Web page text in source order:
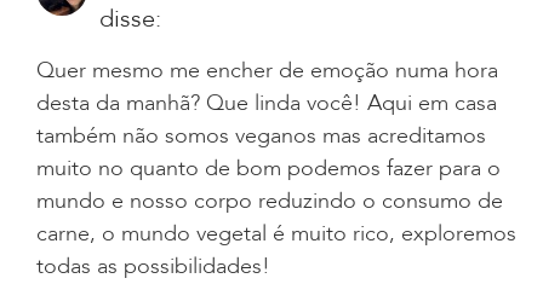
disse:
Quer mesmo me encher de emoção numa hora
desta da manhã? Que linda você! Aqui em casa
também não somos veganos mas acreditamos
muito no quanto de bom podemos fazer para o
mundo e nosso corpo reduzindo o consumo de
carne, o mundo vegetal é muito rico, exploremos
todas as possibilidades!